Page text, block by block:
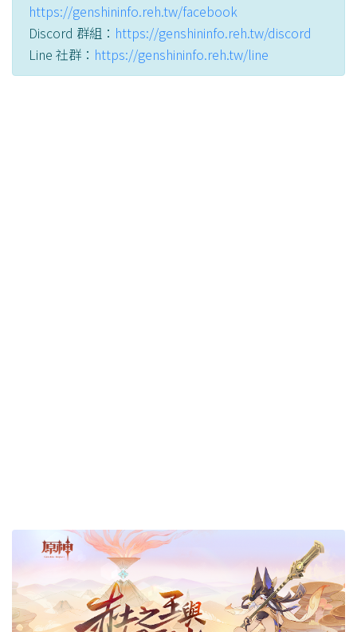
https://genshininfo.reh.tw/facebook
Discord 群組： https://genshininfo.reh.tw/discord
Line 社群： https://genshininfo.reh.tw/line